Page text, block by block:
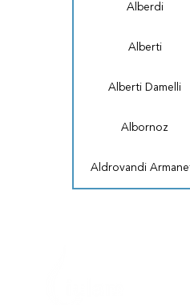
Alberdi
Alberti
Alberti Damelli
Albornoz
Aldrovandi